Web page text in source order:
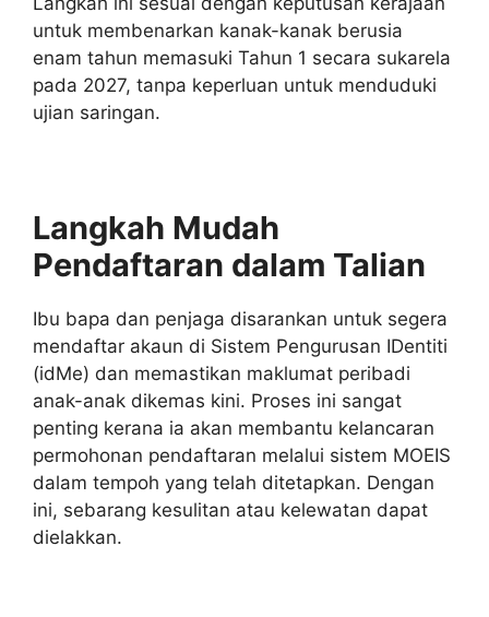
untuk membenarkan kanak-kanak berusia
enam tahun memasuki Tahun 1 secara sukarela
pada 2027, tanpa keperluan untuk menduduki
ujian saringan.
Langkah Mudah
Pendaftaran dalam Talian
Ibu bapa dan penjaga disarankan untuk segera
mendaftar akaun di Sistem Pengurusan IDentiti
(idMe) dan memastikan maklumat peribadi
anak-anak dikemas kini. Proses ini sangat
penting kerana ia akan membantu kelancaran
permohonan pendaftaran melalui sistem MOEIS
dalam tempoh yang telah ditetapkan. Dengan
ini, sebarang kesulitan atau kelewatan dapat
dielakkan.